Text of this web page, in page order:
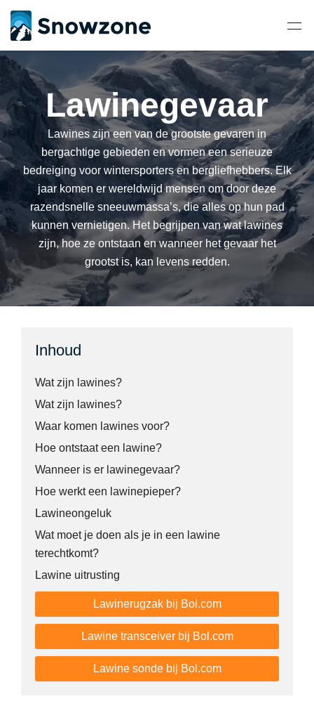
Lawinegevaar
Lawines zijn een van de grootste gevaren in
bergachtige gebieden en vormen een serieuze
bedreiging voor wintersporters en bergliefhebbers. Elk
jaar komen er wereldwijd mensen om door deze
razendsnelle sneeuwmassa’s, die alles op hun pad
kunnen vernietigen. Het begrijpen van wat lawines
zijn, hoe ze ontstaan en wanneer het gevaar het
grootst is, kan levens redden.
Inhoud
Wat zijn lawines?
Wat zijn lawines?
Waar komen lawines voor?
Hoe ontstaat een lawine?
Wanneer is er lawinegevaar?
Hoe werkt een lawinepieper?
Lawineongeluk
Wat moet je doen als je in een lawine
terechtkomt?
Lawine uitrusting
Lawinerugzak bij Bol.com
Lawine transceiver bij Bol.com
Lawine sonde bij Bol.com